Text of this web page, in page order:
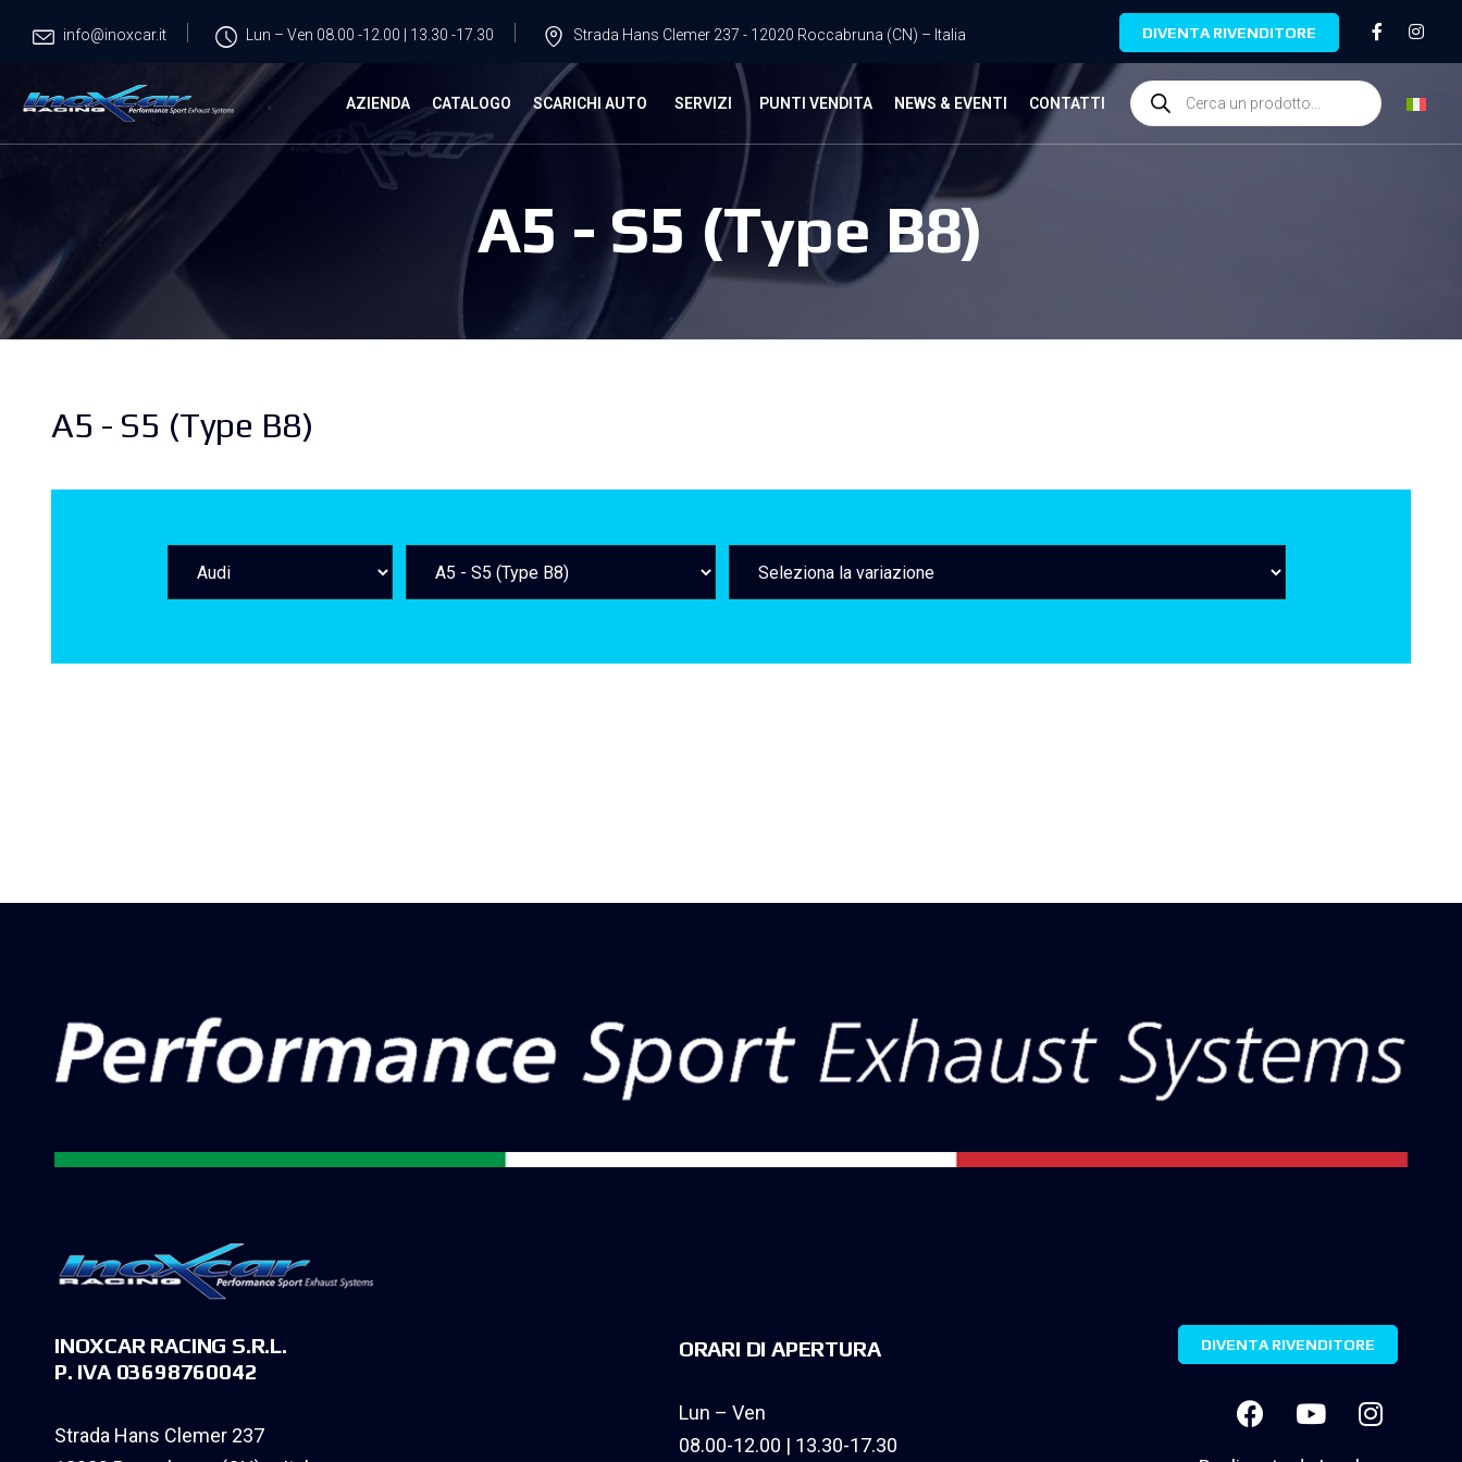
info@inoxcar.it Lun – Ven 08.00 -12.00 | 13.30 -17.30 Strada Hans Clemer 237 - 12020 Roccabruna (CN) – Italia DIVENTA RIVENDITORE
AZIENDA CATALOGO SCARICHI AUTO SERVIZI PUNTI VENDITA NEWS & EVENTI CONTATTI
A5 - S5 (Type B8)
A5 - S5 (Type B8)
INOXCAR RACING S.R.L.
P. IVA 03698760042
Strada Hans Clemer 237
ORARI DI APERTURA
Lun – Ven
08.00-12.00 | 13.30-17.30
DIVENTA RIVENDITORE